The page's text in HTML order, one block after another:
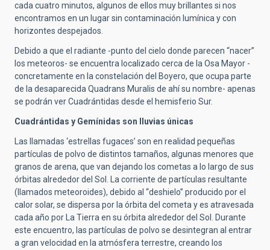
cada cuatro minutos, algunos de ellos muy brillantes si nos
encontramos en un lugar sin contaminación lumínica y con
horizontes despejados.
Debido a que el radiante -punto del cielo donde parecen “nacer”
los meteoros- se encuentra localizado cerca de la Osa Mayor -
concretamente en la constelación del Boyero, que ocupa parte
de la desaparecida Quadrans Muralis de ahí su nombre- apenas
se podrán ver Cuadrántidas desde el hemisferio Sur.
Cuadrántidas y Gemínidas son lluvias únicas
Las llamadas ‘estrellas fugaces’ son en realidad pequeñas
partículas de polvo de distintos tamaños, algunas menores que
granos de arena, que van dejando los cometas a lo largo de sus
órbitas alrededor del Sol. La corriente de partículas resultante
(llamados meteoroides), debido al “deshielo” producido por el
calor solar, se dispersa por la órbita del cometa y es atravesada
cada año por La Tierra en su órbita alrededor del Sol. Durante
este encuentro, las partículas de polvo se desintegran al entrar
a gran velocidad en la atmósfera terrestre, creando los